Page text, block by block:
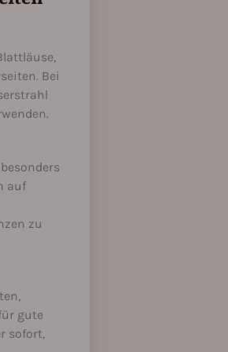
Bei
auf
zu
gute
sofort,